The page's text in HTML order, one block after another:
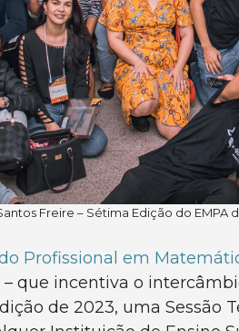
Freire – Sétima Edição do
Profissional em
que incentiva o
de 2023, uma Sessão